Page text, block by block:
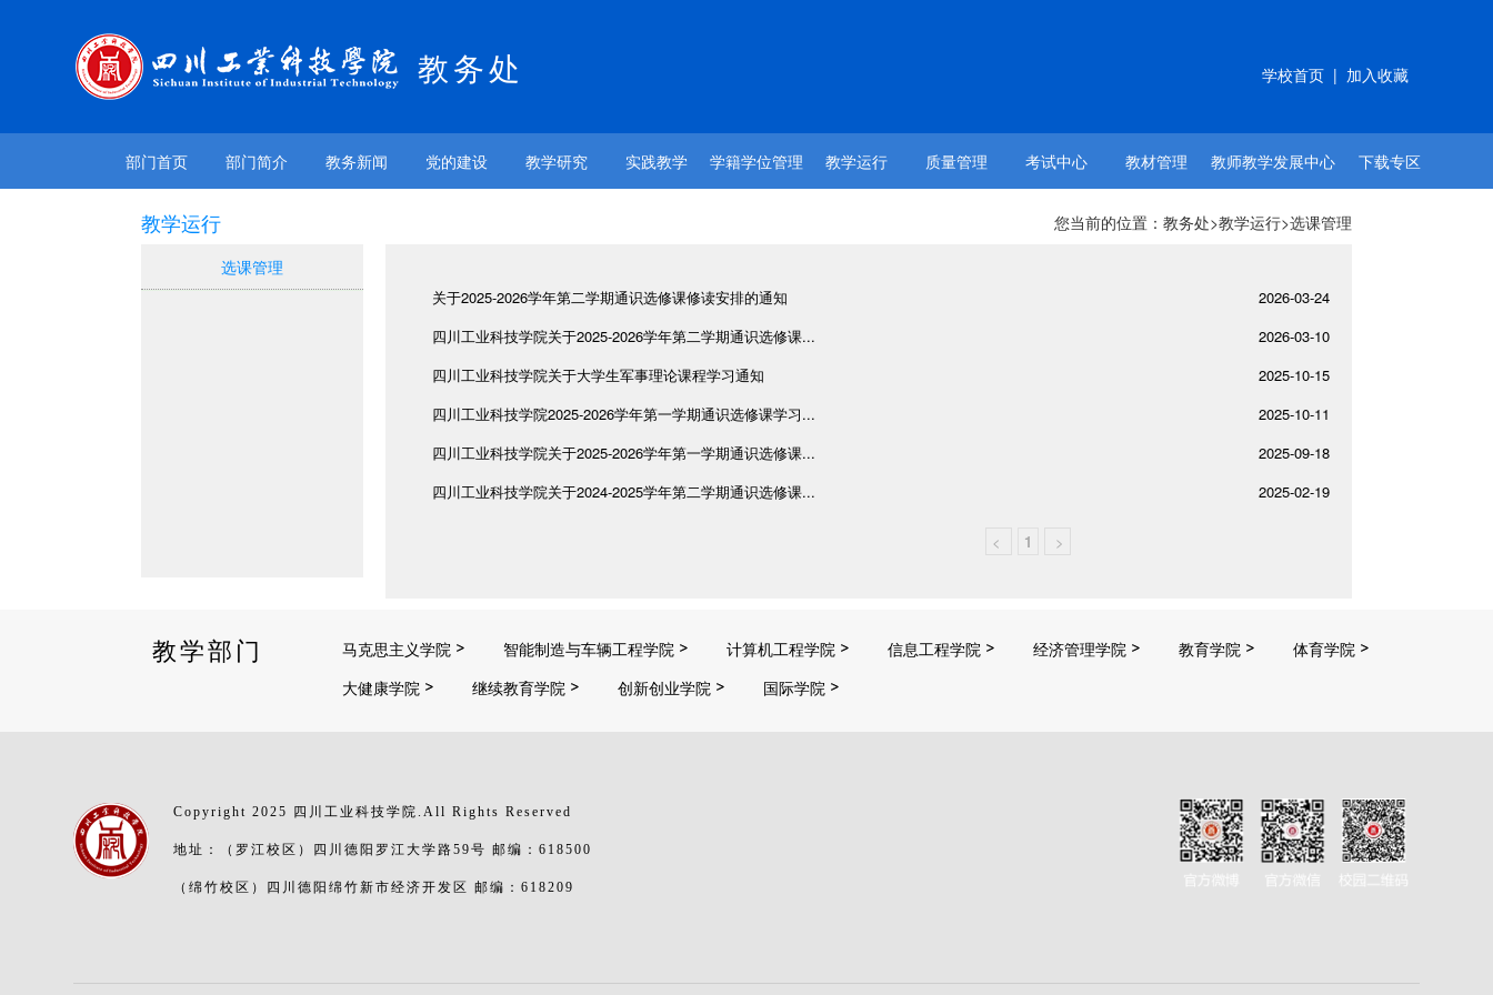
教务处 学校首页 | 加入收藏
部门首页 部门简介 教务新闻 党的建设 教学研究 实践教学 学籍学位管理 教学运行 质量管理 考试中心 教材管理 教师教学发展中心 下载专区
教学运行
选课管理
您当前的位置： 教务处>教学运行>选课管理
关于2025-2026学年第二学期通识选修课修读安排的通知
2026-03-24
四川工业科技学院关于2025-2026学年第二学期通识选修课...
2026-03-10
四川工业科技学院关于大学生军事理论课程学习通知
2025-10-15
四川工业科技学院2025-2026学年第一学期通识选修课学习...
2025-10-11
四川工业科技学院关于2025-2026学年第一学期通识选修课...
2025-09-18
四川工业科技学院关于2024-2025学年第二学期通识选修课...
2025-02-19
< 1 >
教学部门 马克思主义学院 智能制造与车辆工程学院 计算机工程学院 信息工程学院 经济管理学院 教育学院
体育学院
大健康学院
继续教育学院 创新创业学院 国际学院
Copyright 2025 四川工业科技学院.All Rights Reserved
地址：（罗江校区）四川德阳罗江大学路59号 邮编：618500
（绵竹校区）四川德阳绵竹新市经济开发区 邮编：618209